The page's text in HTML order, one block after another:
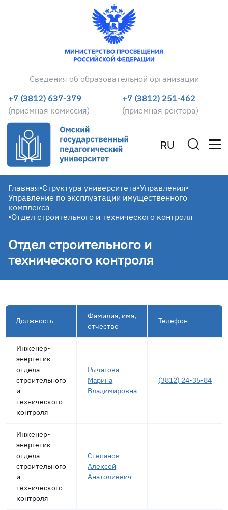
Сведения об образовательной организации
+7 (3812) 637-379
(приемная комиссия)
+7 (3812) 251-462
(приемная ректора)
RU
Главная•Структура университета•Управления•
Управление по эксплуатации имущественного
комплекса
•Отдел строительного и технического контроля
Отдел строительного и
технического контроля
Должность
Фамилия, имя,
отчество
Телефон
Инженер-
энергетик
отдела
строительного
и
технического
контроля
Рычагова
Марина
Владимировна
(3812) 24-35-84
Инженер-
энергетик
отдела
строительного
и
технического
контроля
Степанов
Алексей
Анатолиевич